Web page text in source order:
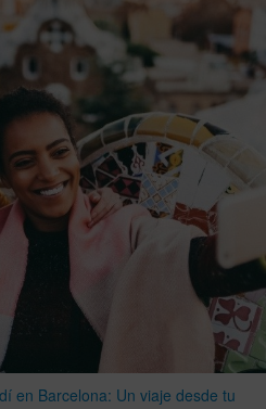
en Barcelona: Un viaje desde tu